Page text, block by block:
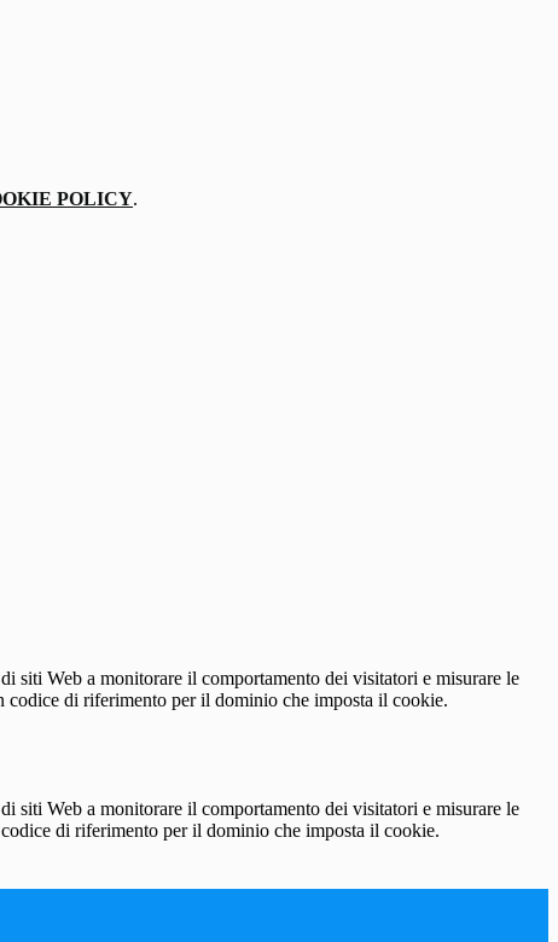
POLICY.
siti Web a monitorare il comportamento dei visitatori e misurare le
codice di riferimento per il dominio che imposta il cookie.
siti Web a monitorare il comportamento dei visitatori e misurare le
di riferimento per il dominio che imposta il cookie.